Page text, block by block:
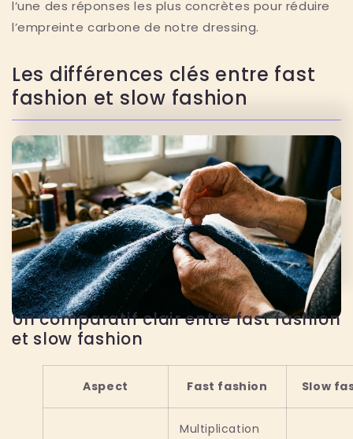
l’une des réponses les plus concrètes pour réduire
l’empreinte carbone de notre dressing.
Les différences clés entre fast
fashion et slow fashion
Un comparatif clair entre fast fashion
et slow fashion
Aspect Fast fashion Slow
Multiplication